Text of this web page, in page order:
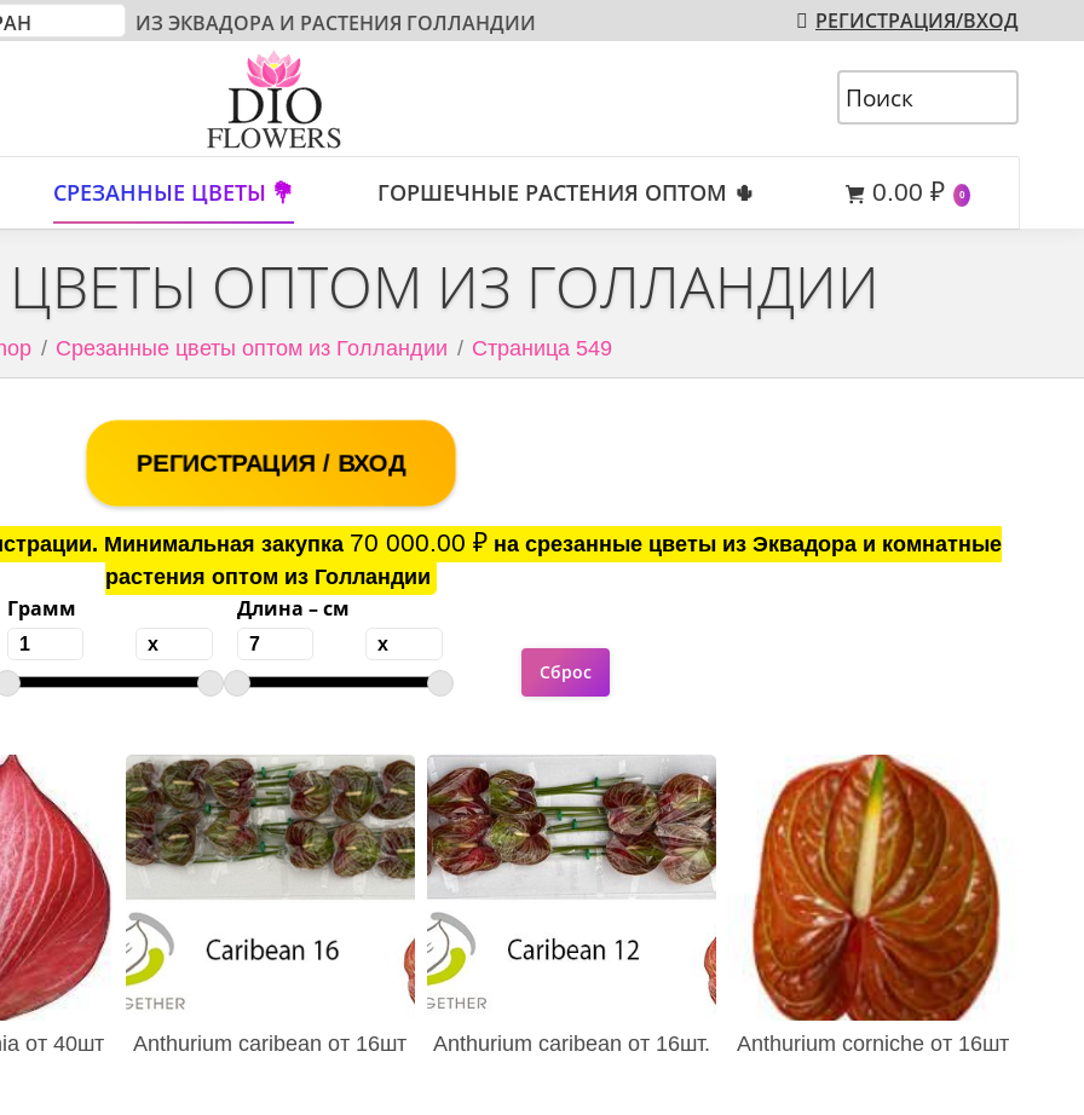
ИЗ ЭКВАДОРА И РАСТЕНИЯ ГОЛЛАНДИИ РЕГИСТРАЦИЯ/ВХОД
СРЕЗАННЫЕ ЦВЕТЫ 💐 ГОРШЕЧНЫЕ РАСТЕНИЯ ОПТОМ 🌵 0.00 ₽ 0
ЦВЕТЫ ОПТОМ ИЗ ГОЛЛАНДИИ
Срезанные цветы оптом из Голландии Страница 549
РЕГИСТРАЦИЯ / ВХОД
Минимальная закупка 70 000.00₽ на срезанные цветы из Эквадора и комнатные
растения оптом из Голландии
Грамм Длина – см
от 40шт Anthurium caribean от 16шт Anthurium caribean от 16шт. Anthurium corniche от 16шт